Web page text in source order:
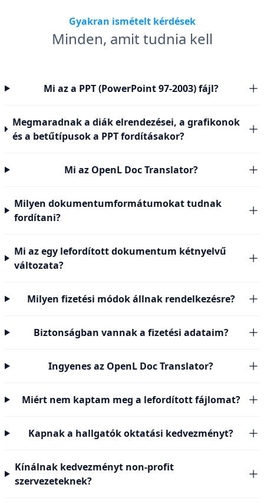
Gyakran ismételt kérdések
Minden, amit tudnia kell
Mi az a PPT (PowerPoint 97-2003) fájl?
Megmaradnak a diák elrendezései, a grafikonok
és a betűtípusok a PPT fordításakor?
Mi az OpenL Doc Translator?
Milyen dokumentumformátumokat tudnak
fordítani?
Mi az egy lefordított dokumentum kétnyelvű
változata?
Milyen fizetési módok állnak rendelkezésre?
Biztonságban vannak a fizetési adataim?
Ingyenes az OpenL Doc Translator?
Miért nem kaptam meg a lefordított fájlomat?
Kapnak a hallgatók oktatási kedvezményt?
Kínálnak kedvezményt non-profit
szervezeteknek?